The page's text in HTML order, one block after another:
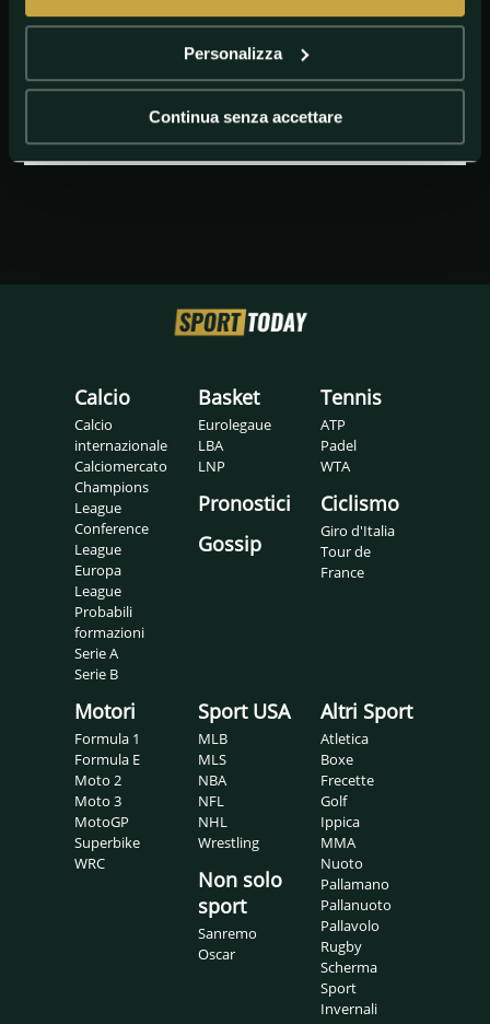
Personalizza
Continua senza accettare
Calcio
Calcio
internazionale
Calciomercato
Champions
League
Conference
League
Europa
League
Probabili
formazioni
Serie A
Serie B
Basket
Eurolegaue
LBA
LNP
Pronostici
Gossip
Tennis
ATP
Padel
WTA
Ciclismo
Giro d'Italia
Tour de
France
Motori
Formula 1
Formula E
Moto 2
Moto 3
MotoGP
Superbike
WRC
Sport USA
MLB
MLS
NBA
NFL
NHL
Wrestling
Non solo
sport
Sanremo
Oscar
Altri Sport
Atletica
Boxe
Frecette
Golf
Ippica
MMA
Nuoto
Pallamano
Pallanuoto
Pallavolo
Rugby
Scherma
Sport
Invernali